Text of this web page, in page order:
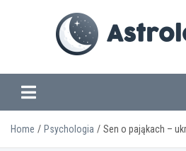
Home Psychologia Sen o pająkach –